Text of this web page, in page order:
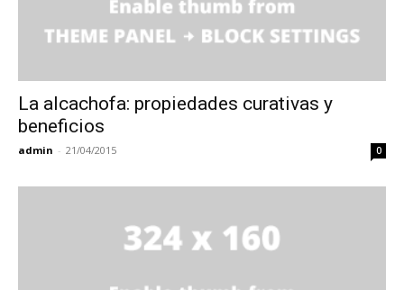
La alcachofa: propiedades curativas y
beneficios
admin - 21/04/2015 0